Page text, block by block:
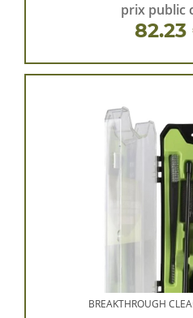
prix public
BREAKTHROUGH